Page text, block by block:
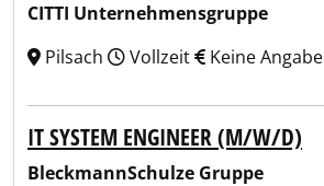
CITTI Unternehmensgruppe
Pilsach
Vollzeit Keine Angabe
IT SYSTEM ENGINEER (M/W/D)
BleckmannSchulze Gruppe